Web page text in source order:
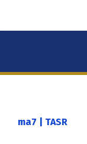
ma7 | TASR